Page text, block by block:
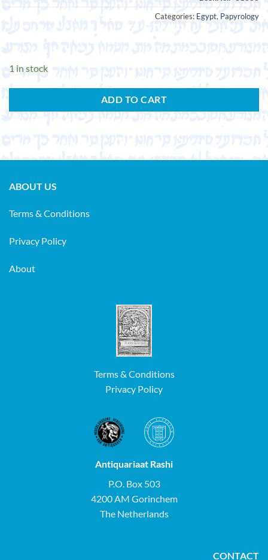
Categories: Egypt, Papyrology
1 in stock
ADD TO CART
ABOUT US
Terms & Conditions
Privacy Policy
About
Terms & Conditions
Privacy Policy
Antiquariaat Rashi
P.O. Box 503
4200 AM Gorinchem
The Netherlands
CONTACT